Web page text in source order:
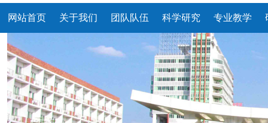
网站首页 关于我们 团队队伍 科学研究 专业教学